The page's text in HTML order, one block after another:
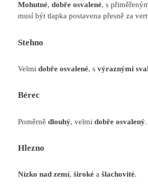
Mohutné, dobře osvalené, s
musí být tlapka postavena přesně za
Stehno
Velmi dobře osvalené, s výraznými
Bérec
Poměrně dlouhý, velmi dobře osvalený.
Hlezno
Nízko nad zemí, široké a šlachovité.